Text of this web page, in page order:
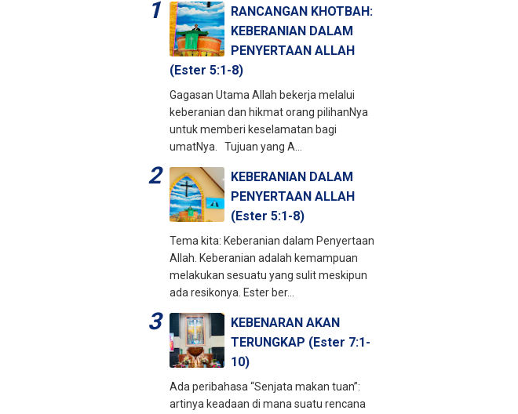
RANCANGAN KHOTBAH:
KEBERANIAN DALAM
PENYERTAAN ALLAH
(Ester 5:1-8)
Gagasan Utama Allah bekerja melalui
keberanian dan hikmat orang pilihanNya
untuk memberi keselamatan bagi
umatNya. Tujuan yang A...
KEBERANIAN DALAM
PENYERTAAN ALLAH
(Ester 5:1-8)
Tema kita: Keberanian dalam Penyertaan
Allah. Keberanian adalah kemampuan
melakukan sesuatu yang sulit meskipun
ada resikonya. Ester ber...
KEBENARAN AKAN
TERUNGKAP (Ester 7:1-
10)
Ada peribahasa “Senjata makan tuan”:
artinya keadaan di mana suatu rencana